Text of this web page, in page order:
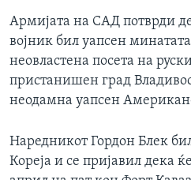
Армијата на САД потврди
војник бил уапсен
неовластена посета на
пристанишен град
неодамна уапсен
Наредникот Гордон Блек
Кореја и се пријавил дека